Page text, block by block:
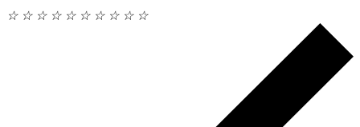
☆ ☆ ☆ ☆ ☆ ☆ ☆ ☆ ☆ ☆